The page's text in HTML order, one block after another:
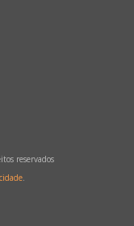
reservados
.